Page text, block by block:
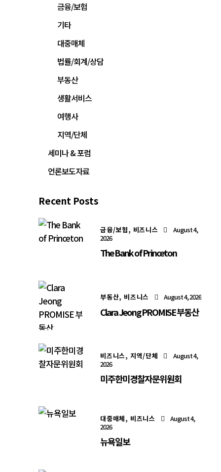
금융/보험
기타
대중매체
법률/회계/상담
부동산
생활서비스
여행사
지역/단체
세미나 & 포럼
언론보도자료
Recent Posts
금융/보험, 비즈니스
August 4,
2026
The Bank of Princeton
부동산, 비즈니스 August 4, 2026
Clara Jeong PROMISE 부동산
비즈니스, 지역/단체
August 4,
2026
미주한미경찰자문위원회
대중매체, 비즈니스
August 4,
2026
뉴욕일보